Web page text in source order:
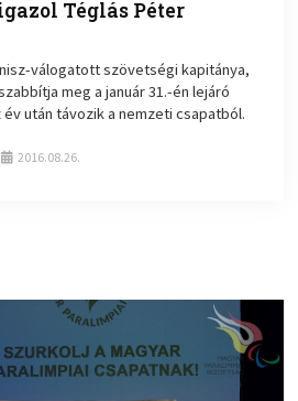
Téglás Péter
válogatott szövetségi kapitánya,
meg a január 31.-én lejáró
után távozik a nemzeti csapatból.
2016.08.26.